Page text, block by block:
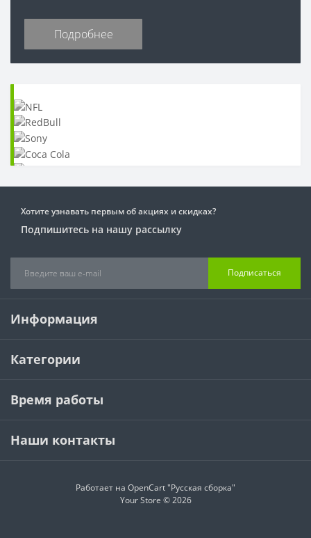
Подробнее
Хотите узнавать первым об акциях и скидках?
Подпишитесь на нашу рассылку
Подписаться
Информация
Категории
Время работы
Наши контакты
Работает на OpenCart "Русская сборка"
Your Store © 2026